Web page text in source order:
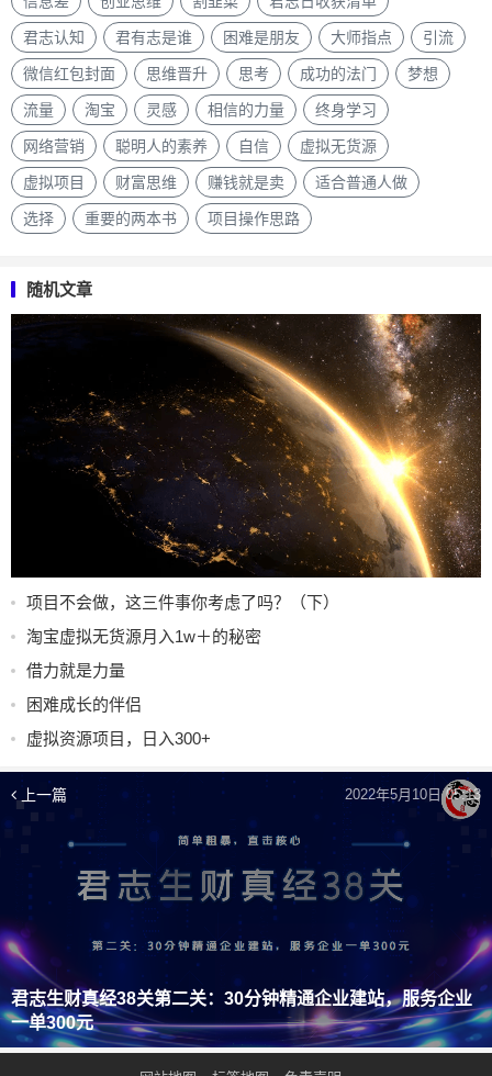
君志认知 君有志是谁 困难是朋友 大师指点 引流
微信红包封面 思维晋升 思考 成功的法门 梦想
流量 淘宝 灵感 相信的力量 终身学习
网络营销 聪明人的素养 自信 虚拟无货源
虚拟项目 财富思维 赚钱就是卖 适合普通人做
选择 重要的两本书 项目操作思路
随机文章
项目不会做，这三件事你考虑了吗？（下）
淘宝虚拟无货源月入1w＋的秘密
借力就是力量
困难成长的伴侣
虚拟资源项目，日入300+
上一篇
君志生财真经38关第二关：30分钟精通企业建站，服务企业
一单300元
2022年5月10日 05:13